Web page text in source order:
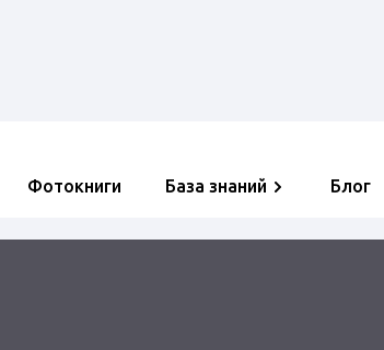
Фотокниги База знаний Блог